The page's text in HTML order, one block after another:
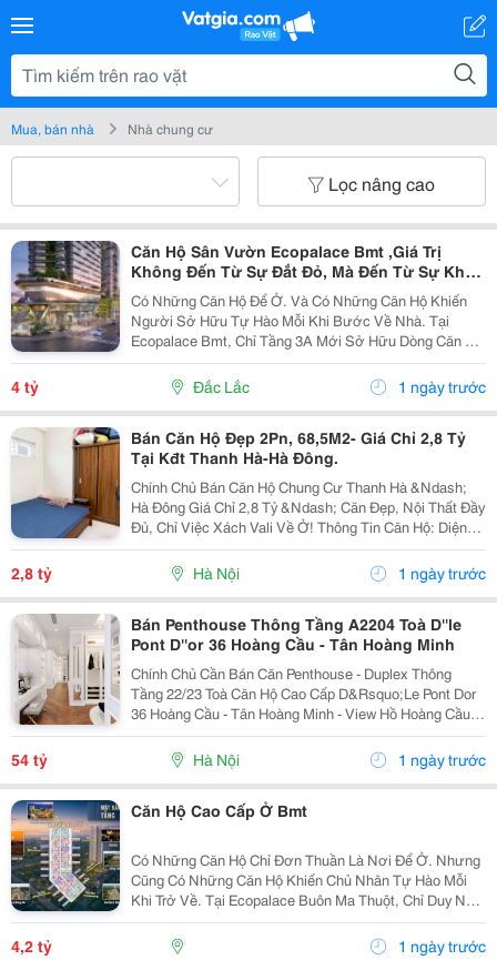
Mua, bán nhà Nhà chung cư
Lọc nâng cao
Căn Hộ Sân Vườn Ecopalace Bmt ,Giá Trị
Không Đến Từ Sự Đắt Đỏ, Mà Đến Từ Sự Khan
Hiếm
Có Những Căn Hộ Để Ở. Và Có Những Căn Hộ Khiến
Người Sở Hữu Tự Hào Mỗi Khi Bước Về Nhà. Tại
Ecopalace Bmt, Chỉ Tầng 3A Mới Sở Hữu Dòng Căn Hộ
Sân Vườn Hồ Bơi &Ndash; Một Sản Phẩm Gần Như
Không Có Phiên Bản Thứ Hai. Mỗi Sáng Thức Dậy
Giữa...
4 tỷ Đắc Lắc 1 ngày trước
Bán Căn Hộ Đẹp 2Pn, 68,5M2- Giá Chỉ 2,8 Tỷ
Tại Kđt Thanh Hà-Hà Đông.
Chính Chủ Bán Căn Hộ Chung Cư Thanh Hà &Ndash;
Hà Đông Giá Chỉ 2,8 Tỷ &Ndash; Căn Đẹp, Nội Thất Đầy
Đủ, Chỉ Việc Xách Vali Về Ở! Thông Tin Căn Hộ: Diện
Tích: 68,5M&Sup2; Thiết Kế: 2 Phòng Ngủ &Ndash; 2
Vệ Sinh Phòng Khách Rộng Kết Hợp...
2,8 tỷ Hà Nội 1 ngày trước
Bán Penthouse Thông Tầng A2204 Toà D''le
Pont D''or 36 Hoàng Cầu - Tân Hoàng Minh
Chính Chủ Cần Bán Căn Penthouse - Duplex Thông
Tầng 22/23 Toà Căn Hộ Cao Cấp D&Rsquo;Le Pont Dor
36 Hoàng Cầu - Tân Hoàng Minh - View Hồ Hoàng Cầu -
Penthouse A2204 Nằm Ở Tầng 22/23 Toà A - Dt:
403M&Sup2; 5 Phòng Ngủ Và Các Phòng Chức Năng.
54 tỷ Hà Nội 1 ngày trước
Căn Hộ Cao Cấp Ở Bmt
Có Những Căn Hộ Chỉ Đơn Thuần Là Nơi Để Ở. Nhưng
Cũng Có Những Căn Hộ Khiến Chủ Nhân Tự Hào Mỗi
Khi Trở Về. Tại Ecopalace Buôn Ma Thuột, Chỉ Duy Nhất
Tầng 3A Sở Hữu Dòng Căn Hộ Sân Vườn Hồ Bơi
&Ndash; Sản Phẩm Hiếm Có, Gần Như Không Có
Phiên...
4,2 tỷ 1 ngày trước